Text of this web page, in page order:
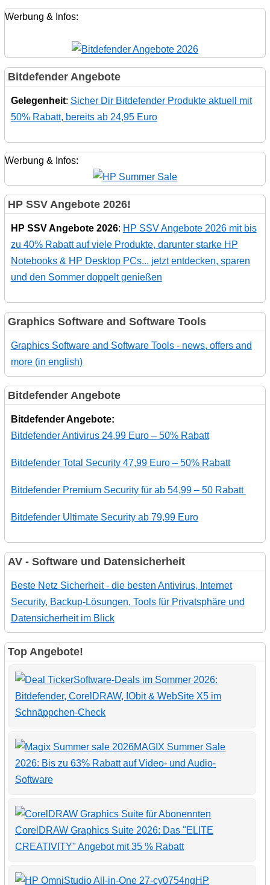
Werbung & Infos:
Bitdefender Angebote
Gelegenheit: Sicher Dir Bitdefender Produkte aktuell mit
50% Rabatt, bereits ab 24,95 Euro
Werbung & Infos:
HP SSV Angebote 2026!
HP SSV Angebote 2026: HP SSV Angebote 2026 mit bis
zu 40% Rabatt auf viele Produkte, darunter starke HP
Notebooks & HP Desktop PCs... jetzt entdecken, sparen
und den Sommer doppelt genießen
Graphics Software and Software Tools
Graphics Software and Software Tools - news, offers and
more (in english)
Bitdefender Angebote
Bitdefender Angebote:
Bitdefender Antivirus 24,99 Euro – 50% Rabatt
Bitdefender Total Security 47,99 Euro – 50% Rabatt
Bitdefender Premium Security für ab 54,99 – 50 Rabatt
Bitdefender Ultimate Security ab 79,99 Euro
AV - Software und Datensicherheit
Beste Netz Sicherheit - die besten Antivirus, Internet
Security, Backup-Lösungen, Tools für Privatsphäre und
Datensicherheit im Blick
Top Angebote!
Software-Deals im Sommer 2026:
Bitdefender, CorelDRAW, IObit & WebSite X5 im
Schnäppchen-Check
MAGIX Summer Sale
2026: Bis zu 63% Rabatt auf Video- und Audio-
Software
CorelDRAW Graphics Suite 2026: Das "ELITE
CREATIVITY" Angebot mit 35 % Rabatt
HP